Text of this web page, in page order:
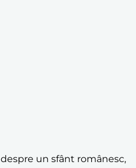
un sfânt românesc,